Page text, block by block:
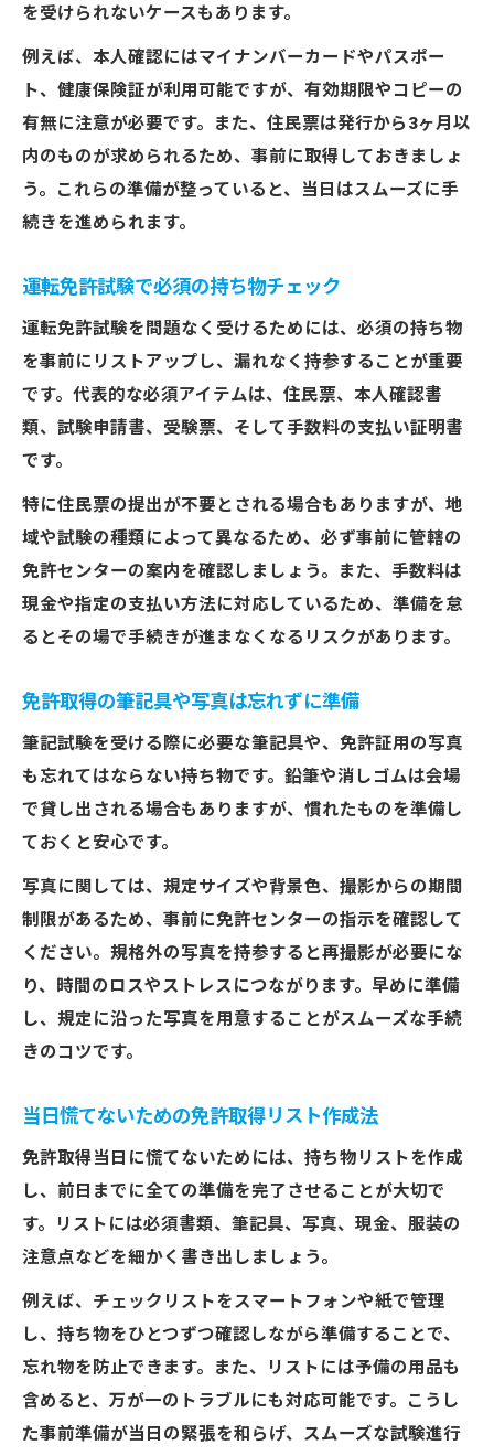
を受けられないケースもあります。
例えば、本人確認にはマイナンバーカードやパスポー
ト、健康保険証が利用可能ですが、有効期限やコピーの
有無に注意が必要です。また、住民票は発行から3ヶ月以
内のものが求められるため、事前に取得しておきましょ
う。これらの準備が整っていると、当日はスムーズに手
続きを進められます。
運転免許試験で必須の持ち物チェック
運転免許試験を問題なく受けるためには、必須の持ち物
を事前にリストアップし、漏れなく持参することが重要
です。代表的な必須アイテムは、住民票、本人確認書
類、試験申請書、受験票、そして手数料の支払い証明書
です。
特に住民票の提出が不要とされる場合もありますが、地
域や試験の種類によって異なるため、必ず事前に管轄の
免許センターの案内を確認しましょう。また、手数料は
現金や指定の支払い方法に対応しているため、準備を怠
るとその場で手続きが進まなくなるリスクがあります。
免許取得の筆記具や写真は忘れずに準備
筆記試験を受ける際に必要な筆記具や、免許証用の写真
も忘れてはならない持ち物です。鉛筆や消しゴムは会場
で貸し出される場合もありますが、慣れたものを準備し
ておくと安心です。
写真に関しては、規定サイズや背景色、撮影からの期間
制限があるため、事前に免許センターの指示を確認して
ください。規格外の写真を持参すると再撮影が必要にな
り、時間のロスやストレスにつながります。早めに準備
し、規定に沿った写真を用意することがスムーズな手続
きのコツです。
当日慌てないための免許取得リスト作成法
免許取得当日に慌てないためには、持ち物リストを作成
し、前日までに全ての準備を完了させることが大切で
す。リストには必須書類、筆記具、写真、現金、服装の
注意点などを細かく書き出しましょう。
例えば、チェックリストをスマートフォンや紙で管理
し、持ち物をひとつずつ確認しながら準備することで、
忘れ物を防止できます。また、リストには予備の用品も
含めると、万が一のトラブルにも対応可能です。こうし
た事前準備が当日の緊張を和らげ、スムーズな試験進行